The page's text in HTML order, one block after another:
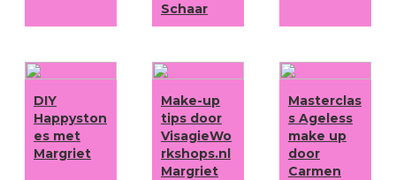
Schaar
DIY
Happyston
es met
Margriet
Make-up
tips door
VisagieWo
rkshops.nl
Margriet
Masterclas
s Ageless
make up
door
Carmen